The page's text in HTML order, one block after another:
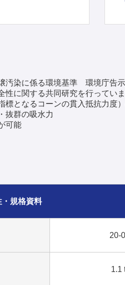
汚染に係る環境基準 環境庁告
性に関する共同研究を行ってい
標となるコーンの貫入抵抗力度
抜群の吸水力
可能
規格資料
20-
1.1